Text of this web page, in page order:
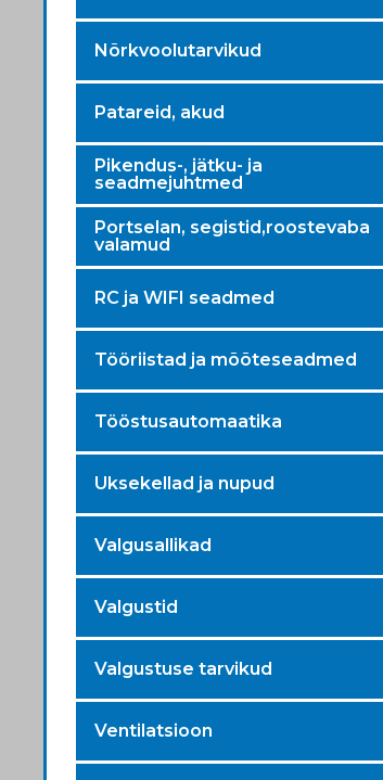
Nõrkvoolutarvikud
Patareid, akud
Pikendus-, jätku- ja
seadmejuhtmed
Portselan, segistid,roostevaba
valamud
RC ja WIFI seadmed
Tööriistad ja mõõteseadmed
Tööstusautomaatika
Uksekellad ja nupud
Valgusallikad
Valgustid
Valgustuse tarvikud
Ventilatsioon